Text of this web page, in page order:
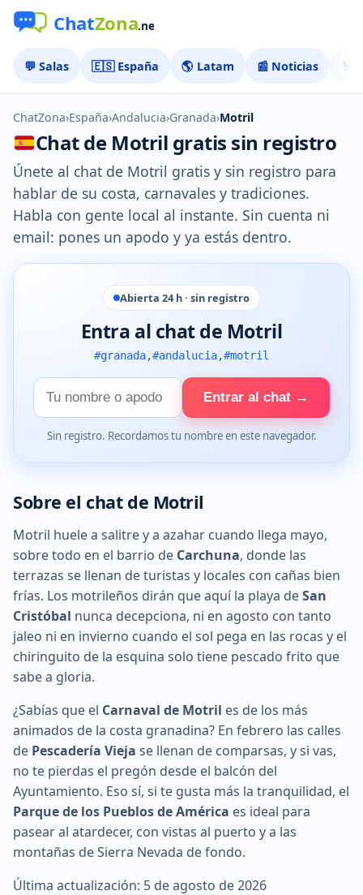
💬 Salas 🇪🇸 España 🌎 Latam 📰 Noticias 🏅
ChatZona›España›Andalucia›Granada›Motril
Chat de Motril gratis sin registro
Únete al chat de Motril gratis y sin registro para
hablar de su costa, carnavales y tradiciones.
Habla con gente local al instante. Sin cuenta ni
email: pones un apodo y ya estás dentro.
Abierta 24 h · sin registro
Entra al chat de Motril
#granada,#andalucia,#motril
Tu
nombre
Entrar al chat →
Sin registro. Recordamos tu nombre en este navegador.
Sobre el chat de Motril
Motril huele a salitre y a azahar cuando llega mayo,
sobre todo en el barrio de Carchuna, donde las
terrazas se llenan de turistas y locales con cañas bien
frías. Los motrileños dirán que aquí la playa deSan
Cristóbal nunca decepciona, ni en agosto con tanto
jaleo ni en invierno cuando el sol pega en las rocas y el
chiringuito de la esquina solo tiene pescado frito que
sabe a gloria.
¿Sabías que el Carnaval de Motril es de los más
animados de la costa granadina? En febrero las calles
de Pescadería Vieja se llenan de comparsas, y si vas,
no te pierdas el pregón desde el balcón del
Ayuntamiento. Eso sí, si te gusta más la tranquilidad, el
Parque de los Pueblos de América es ideal para
pasear al atardecer, con vistas al puerto y a las
montañas de Sierra Nevada de fondo.
Última actualización: 5 de agosto de 2026